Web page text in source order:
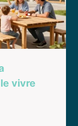
vivre